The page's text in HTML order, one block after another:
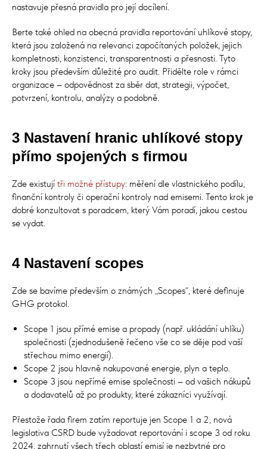
nastavuje přesná pravidla pro její docílení.
Berte také ohled na obecná pravidla reportování uhlíkové stopy,
která jsou založená na relevanci započítaných položek, jejich
kompletnosti, konzistenci, transparentnosti a přesnosti. Tyto
kroky jsou především důležité pro audit. Přidělte role v rámci
organizace – odpovědnost za sběr dat, strategii, výpočet,
potvrzení, kontrolu, analýzy a podobně.
3 Nastavení hranic uhlíkové stopy
přímo spojených s firmou
Zde existují tři možné přístupy: měření dle vlastnického podílu,
finanční kontroly či operační kontroly nad emisemi. Tento krok je
dobré konzultovat s poradcem, který Vám poradí, jakou cestou
se vydat.
4 Nastavení scopes
Zde se bavíme především o známých „Scopes“, které definuje
GHG protokol.
Scope 1 jsou přímé emise a propady (např. ukládání uhlíku)
společnosti (zjednodušeně řečeno vše co se děje pod vaší
střechou mimo energií).
Scope 2 jsou hlavně nakupované energie, plyn a teplo.
Scope 3 jsou nepřímé emise společnosti – od vašich nákupů
a dodavatelů až po produkty, které zákazníci využívají.
Přestože řada firem zatím reportuje jen Scope 1 a 2, nová
legislativa CSRD bude vyžadovat reportování i scope 3 od roku
2024, zahrnutí všech třech oblastí emisí je nezbytné pro